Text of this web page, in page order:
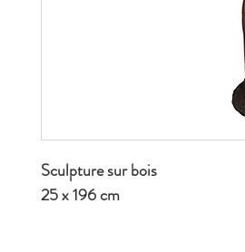
Sculpture sur bois
25 x 196 cm